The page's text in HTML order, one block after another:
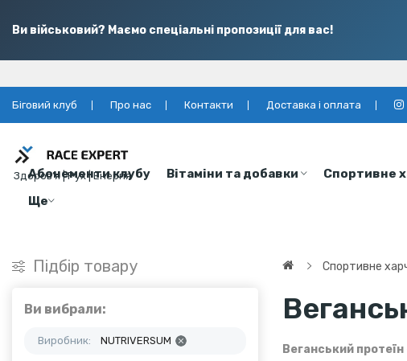
Ви військовий? Маємо спеціальні пропозиції для вас!
Біговий клуб Про нас Контакти Доставка і оплата
Здоров’я | Рух | Енергія
Абонементи клубу Вітаміни та добавки Спортивне
Ще
Підбір товару
Ви вибрали:
Виробник: NUTRIVERSUM
Спортивне
Веганський протеїн